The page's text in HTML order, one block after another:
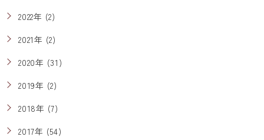
2022年 (2)
2021年 (2)
2020年 (31)
2019年 (2)
2018年 (7)
2017年 (54)